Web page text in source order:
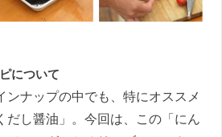
について
ンナップの中でも、特にオススメ
だし醤油」。今回は、この「にん